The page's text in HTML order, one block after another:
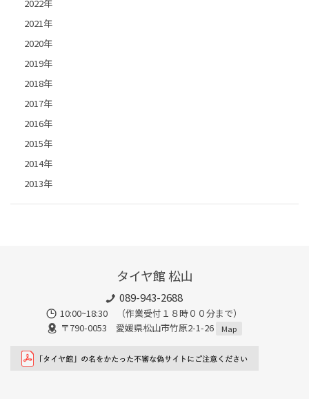
2022年
2021年
2020年
2019年
2018年
2017年
2016年
2015年
2014年
2013年
タイヤ館 松山
089-943-2688
10:00~18:30 （作業受付１８時００分まで）
〒790-0053 愛媛県松山市竹原2-1-26
Map